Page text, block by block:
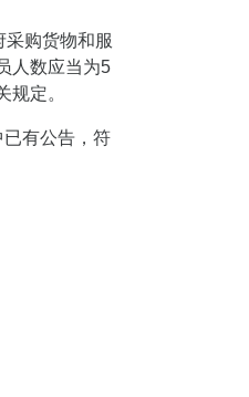
采购货物和服
人数应当为5
定。
有公告，符